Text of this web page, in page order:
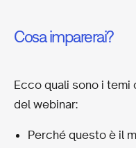
Cosa imparerai?
Ecco quali sono i
del webinar:
Perché questo è il